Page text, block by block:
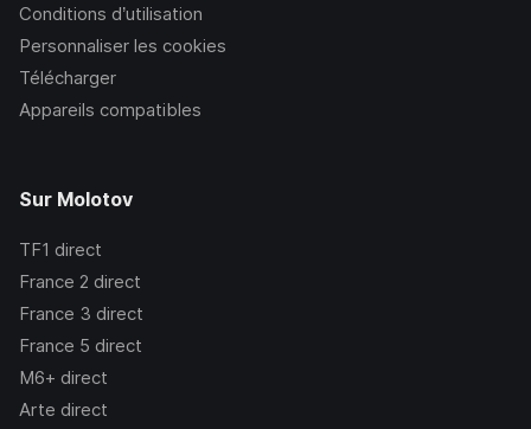
Conditions d’utilisation
Personnaliser les cookies
Télécharger
Appareils compatibles
Sur Molotov
TF1 direct
France 2 direct
France 3 direct
France 5 direct
M6+ direct
Arte direct